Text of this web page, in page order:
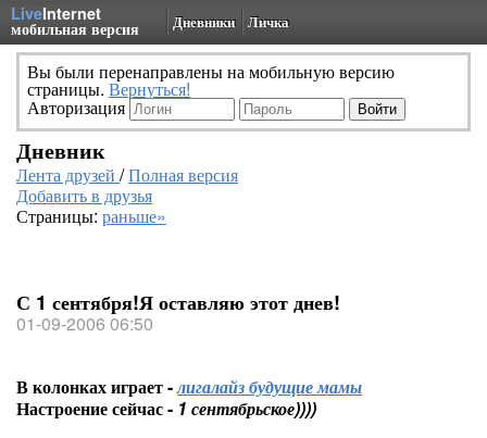
LiveInternet
мобильная версия Дневники Личка
Вы были перенаправлены на мобильную версию
страницы. Вернуться!
Авторизация
Дневник
Лента друзей /Полная версия
Добавить в друзья
Страницы: раньше»
С 1 сентября!Я оставляю этот днев!
01-09-2006 06:50
В колонках играет -лигалайз будущие мамы
Настроение сейчас - 1 сентябрьское))))